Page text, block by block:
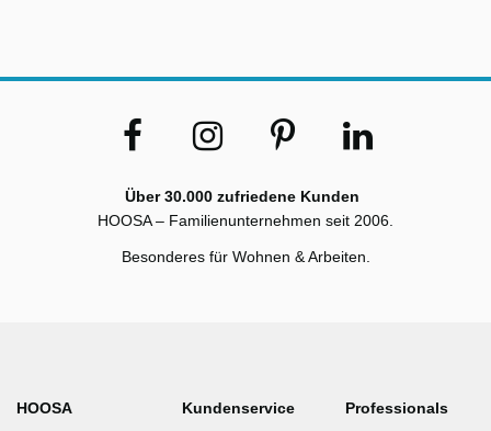
Über 30.000 zufriedene Kunden
HOOSA – Familienunternehmen seit 2006.
Besonderes für Wohnen & Arbeiten.
HOOSA
Kundenservice
Professionals